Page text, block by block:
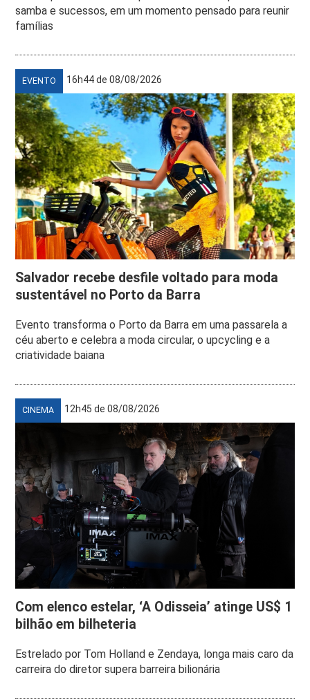
samba e sucessos, em um momento pensado para reunir
famílias
EVENTO 16h44 de 08/08/2026
Salvador recebe desfile voltado para moda
sustentável no Porto da Barra
Evento transforma o Porto da Barra em uma passarela a
céu aberto e celebra a moda circular, o upcycling e a
criatividade baiana
CINEMA 12h45 de 08/08/2026
Com elenco estelar, ‘A Odisseia’ atinge US$ 1
bilhão em bilheteria
Estrelado por Tom Holland e Zendaya, longa mais caro da
carreira do diretor supera barreira bilionária